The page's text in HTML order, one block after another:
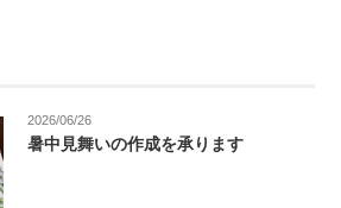
2026/06/26
暑中見舞いの作成を承ります